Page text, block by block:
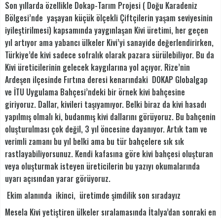
Son yıllarda özellikle Dokap-Tarım Projesi ( Doğu Karadeniz
Bölgesi’nde yaşayan küçük ölçekli Çiftçilerin yaşam seviyesinin
iyileştirilmesi) kapsamında yaygınlaşan Kivi üretimi, her geçen
yıl artıyor ama yabancı ülkeler Kivi’yi sanayide değerlendirirken,
Türkiye’de kivi sadece sofralık olarak pazara sürülebiliyor. Bu da
Kivi üreticilerinin gelecek kaygılarına yol açıyor. Rize’nin
Ardeşen ilçesinde Fırtına deresi kenarındaki DOKAP Globalgap
ve İTU Uygulama Bahçesi’ndeki bir örnek kivi bahçesine
giriyoruz. Dallar, kivileri taşıyamıyor. Belki biraz da kivi hasadı
yapılmış olmalı ki, budanmış kivi dallarını görüyoruz. Bu bahçenin
oluşturulması çok değil, 3 yıl öncesine dayanıyor. Artık tam ve
verimli zamanı bu yıl belki ama bu tür bahçelere sık sık
rastlayabiliyorsunuz. Kendi kafasına göre kivi bahçesi oluşturan
veya oluşturmak isteyen üreticilerin bu yazıyı okumalarında
uyarı açısından yarar görüyoruz.
Ekim alanında ikinci, üretimde şimdilik son sıradayız
Mesela Kivi yetiştiren ülkeler sıralamasında İtalya’dan sonraki en